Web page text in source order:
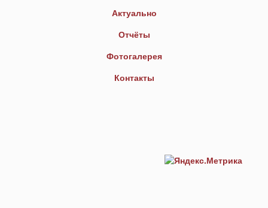
Актуально
Отчёты
Фотогалерея
Контакты